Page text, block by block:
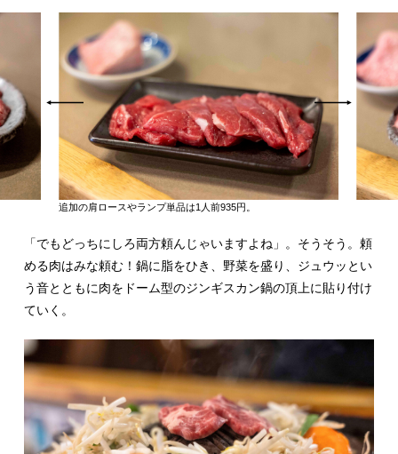
追加の肩ロースやランプ単品は1人前935円。
「でもどっちにしろ両方頼んじゃいますよね」。そうそう。頼
める肉はみな頼む！鍋に脂をひき、野菜を盛り、ジュウッとい
う音とともに肉をドーム型のジンギスカン鍋の頂上に貼り付け
ていく。